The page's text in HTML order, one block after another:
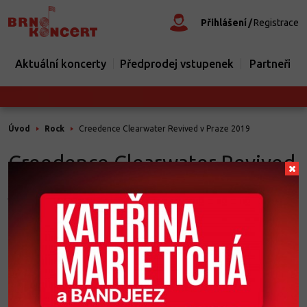
Aktuální koncerty Předprodej vstupenek Partneři
Přihlášení Registrace
Úvod Rock Creedence Clearwater Revived v Praze 2019
Creedence Clearwater Revived
/UK/ se vrací do Prahy
30.5.2019. Vystoupí v Divadle
Hybernia
30/05/2019 (od 19:30)
( za -2624 dní )
Divadlo Hybernia Praha, Náměstí Republiky, Praha